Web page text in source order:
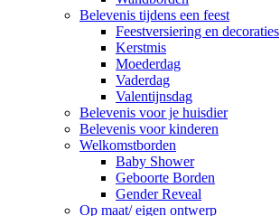
Belevenis tijdens een feest
Feestversiering en decoraties
Kerstmis
Moederdag
Vaderdag
Valentijnsdag
Belevenis voor je huisdier
Belevenis voor kinderen
Welkomstborden
Baby Shower
Geboorte Borden
Gender Reveal
Op maat/ eigen ontwerp